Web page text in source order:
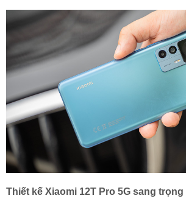
Thiết kế Xiaomi 12T Pro 5G sang trọng